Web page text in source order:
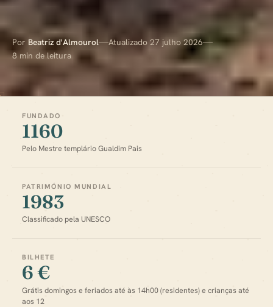
Por Beatriz d'Almourol
Atualizado 27 julho 2026
8 min de leitura
FUNDADO
1160
Pelo Mestre templário Gualdim Pais
PATRIMÓNIO MUNDIAL
1983
Classificado pela UNESCO
BILHETE
6 €
Grátis domingos e feriados até às 14h00 (residentes) e crianças até
aos 12